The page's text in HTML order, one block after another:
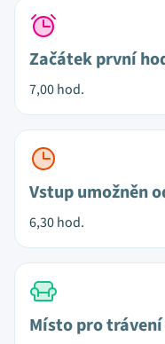
Začátek první
7,00 hod.
Vstup umožněn
6,30 hod.
Místo pro